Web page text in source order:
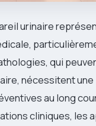
urinaire
qui
nécessitent
au long
cliniques, les